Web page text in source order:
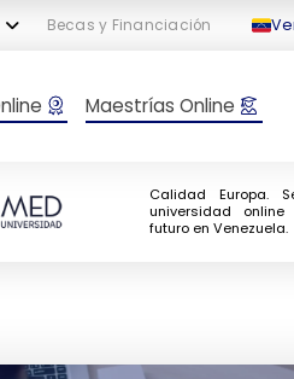
Becas y Financiación
Maestrías Online
Calidad Europa.
universidad
futuro en Venezuela.